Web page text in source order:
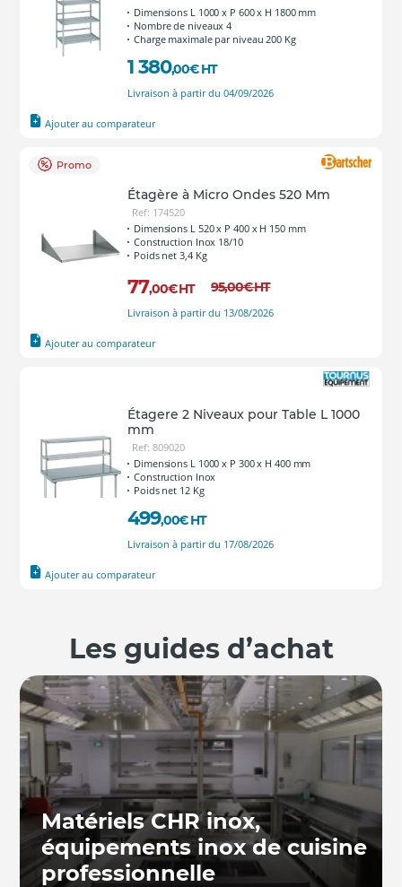
Dimensions L 1000 x P 600 x H 1800 mm
Nombre de niveaux 4
Charge maximale par niveau 200 Kg
1 380,00€ HT
Livraison à partir du 04/09/2026
Ajouter au comparateur
Promo
Étagère à Micro Ondes 520 Mm
Ref: 174520
Dimensions L 520 x P 400 x H 150 mm
Construction Inox 18/10
Poids net 3,4 Kg
77,00€HT 95,00€HT
Livraison à partir du 13/08/2026
Ajouter au comparateur
Étagere 2 Niveaux pour Table L 1000
mm
Ref: 809020
Dimensions L 1000 x P 300 x H 400 mm
Construction Inox
Poids net 12 Kg
499,00€ HT
Livraison à partir du 17/08/2026
Ajouter au comparateur
Les guides d’achat
Matériels CHR inox,
équipements inox de cuisine
professionnelle